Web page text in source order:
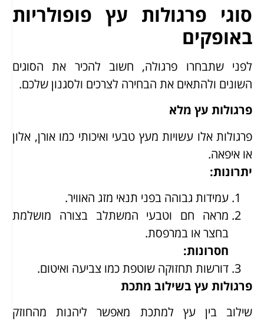
סוגי פרגולות עץ פופולריות
באופקים
לפני שתבחרו פרגולה, חשוב להכיר את הסוגים
השונים ולהתאים את הבחירה לצרכים ולסגנון שלכם.
פרגולות עץ מלא
פרגולות אלו עשויות מעץ טבעי ואיכותי כמו אורן, אלון
או איפאה.
יתרונות:
עמידות גבוהה בפני תנאי מזג האוויר.
מראה חם וטבעי המשתלב בצורה מושלמת
בחצר או במרפסת.
חסרונות:
דורשות תחזוקה שוטפת כמו צביעה ואיטום.
פרגולות עץ בשילוב מתכת
שילוב בין עץ למתכת מאפשר ליהנות מהחוזק